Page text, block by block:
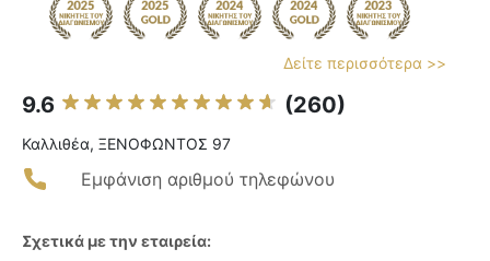
Δείτε περισσότερα >>
9.6 (260)
Καλλιθέα, ΞΕΝΟΦΩΝΤΟΣ 97
Εμφάνιση αριθμού τηλεφώνου
Σχετικά με την εταιρεία: